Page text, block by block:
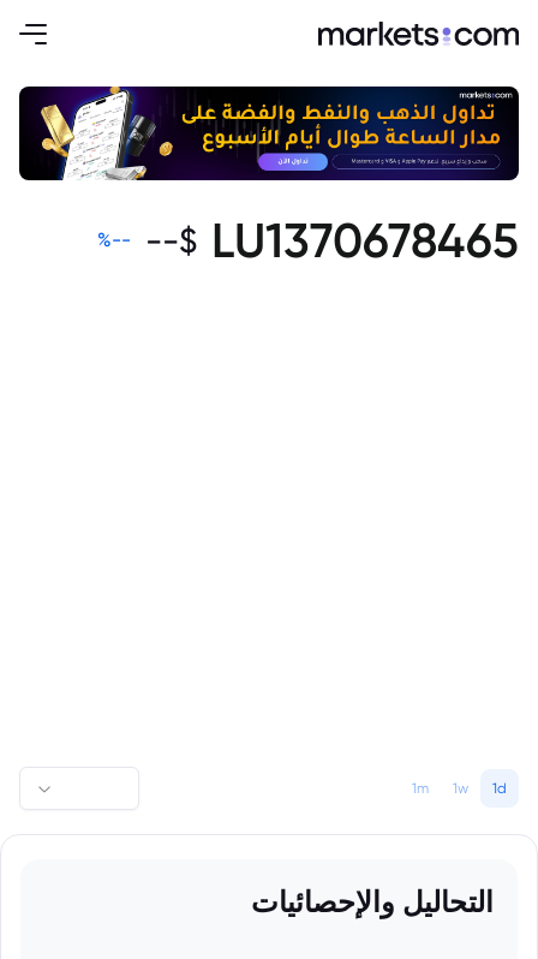
LU1370678465
$
--
--
%
1d
1w
1m
التحاليل والإحصائيات